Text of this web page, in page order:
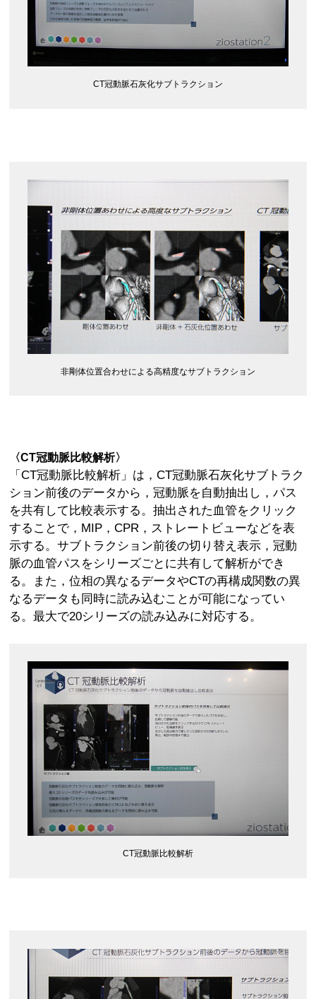
CT冠動脈石灰化サブトラクション
非剛体位置合わせによる高精度なサブトラクション
〈CT冠動脈比較解析〉
「CT冠動脈比較解析」は，CT冠動脈石灰化サブトラク
ション前後のデータから，冠動脈を自動抽出し，パス
を共有して比較表示する。抽出された血管をクリック
することで，MIP，CPR，ストレートビューなどを表
示する。サブトラクション前後の切り替え表示，冠動
脈の血管パスをシリーズごとに共有して解析ができ
る。また，位相の異なるデータやCTの再構成関数の異
なるデータも同時に読み込むことが可能になってい
る。最大で20シリーズの読み込みに対応する。
CT冠動脈比較解析